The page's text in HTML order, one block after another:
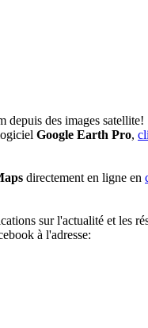
des images satellite!
Google Earth Pro,
directement en ligne en
sur l'actualité et les
à l'adresse: